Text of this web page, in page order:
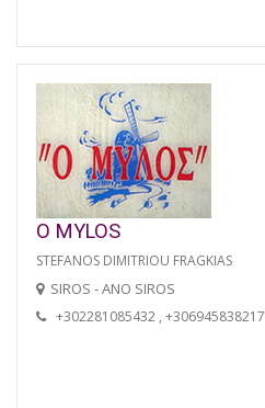
O MYLOS
STEFANOS DIMITRIOU FRAGKIAS
SIROS - ANO SIROS
+302281085432 , +306945838217